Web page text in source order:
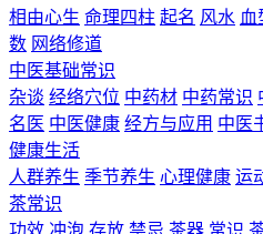
相由心生 命理四柱 起名 风水 血
数 网络修道
中医基础常识
杂谈 经络穴位 中药材 中药常识
名医 中医健康 经方与应用 中医
健康生活
人群养生 季节养生 心理健康 运
茶常识
功效 冲泡 存放 禁忌 茶器 常识